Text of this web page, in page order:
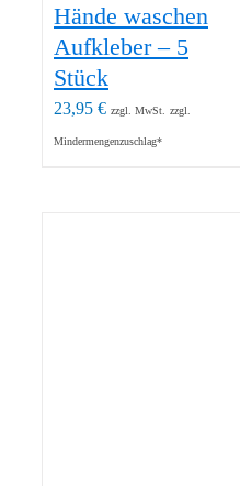
Hände waschen
Aufkleber – 5
Stück
23,95 € zzgl. MwSt. zzgl.
Mindermengenzuschlag*